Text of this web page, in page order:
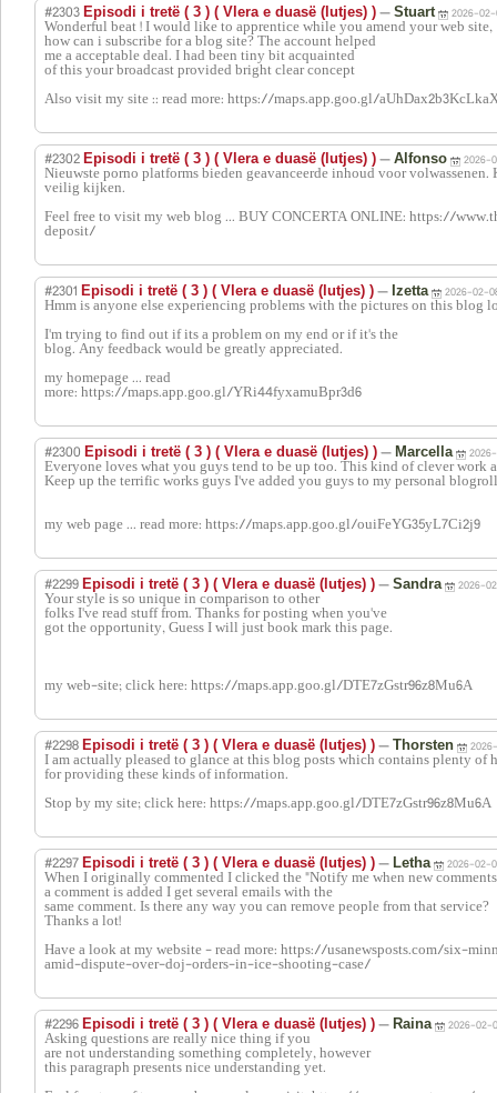
#2303 Episodi i tretë ( 3 ) ( Vlera e duasë (lutjes) ) — Stuart 2026-02-
Wonderful beat ! I would like to apprentice while you amend your web site,
how can i subscribe for a blog site? The account helped
me a acceptable deal. I had been tiny bit acquainted
of this your broadcast provided bright clear concept
Also visit my site :: read more: https://maps.app.goo.gl/
#2302 Episodi i tretë ( 3 ) ( Vlera e duasë (lutjes) ) — Alfonso 2026-
Nieuwste porno platforms bieden geavanceerde inhoud voor
veilig kijken.
Feel free to visit my web blog ... BUY CONCERTA ONLINE: https://
deposit/
#2301 Episodi i tretë ( 3 ) ( Vlera e duasë (lutjes) ) — Izetta 2026-02-
Hmm is anyone else experiencing problems with the pictures on this blog
I'm trying to find out if its a problem on my end or if it's the
blog. Any feedback would be greatly appreciated.
my homepage ... read
more: https://maps.app.goo.gl/YRi44fyxamuBpr3d6
#2300 Episodi i tretë ( 3 ) ( Vlera e duasë (lutjes) ) — Marcella
Everyone loves what you guys tend to be up too. This kind of clever work
Keep up the terrific works guys I've added you guys to my personal
my web page ... read more: https://maps.app.goo.gl/ouiFeYG35yL7Ci2j9
#2299 Episodi i tretë ( 3 ) ( Vlera e duasë (lutjes) ) — Sandra 2026-
Your style is so unique in comparison to other
folks I've read stuff from. Thanks for posting when you've
got the opportunity, Guess I will just book mark this page.
my web-site; click here: https://maps.app.goo.gl/DTE7zGstr96z8Mu6A
#2298 Episodi i tretë ( 3 ) ( Vlera e duasë (lutjes) ) — Thorsten
I am actually pleased to glance at this blog posts which contains plenty of
for providing these kinds of information.
Stop by my site; click here: https://maps.app.goo.gl/DTE7zGstr96z8Mu6A
#2297 Episodi i tretë ( 3 ) ( Vlera e duasë (lutjes) ) — Letha 2026-02-
When I originally commented I clicked the "Notify me when new
a comment is added I get several emails with the
same comment. Is there any way you can remove people from that service?
Thanks a lot!
Have a look at my website - read more: https://usanewsposts.com/six-
amid-dispute-over-doj-orders-in-ice-shooting-case/
#2296 Episodi i tretë ( 3 ) ( Vlera e duasë (lutjes) ) — Raina 2026-02-
Asking questions are really nice thing if you
are not understanding something completely, however
this paragraph presents nice understanding yet.